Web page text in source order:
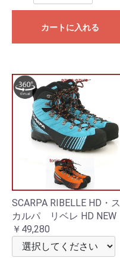
カートに入れる
SCARPA RIBELLE HD・ス
カルパ リベレ HD NEW
￥49,280